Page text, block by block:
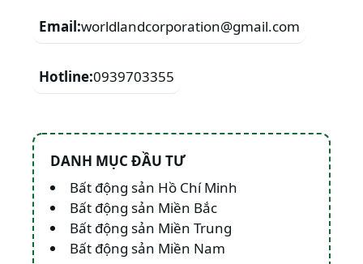
Email:worldlandcorporation@gmail.com
Hotline:0939703355
DANH MỤC ĐẦU TƯ
Bất động sản Hồ Chí Minh
Bất động sản Miền Bắc
Bất động sản Miền Trung
Bất động sản Miền Nam